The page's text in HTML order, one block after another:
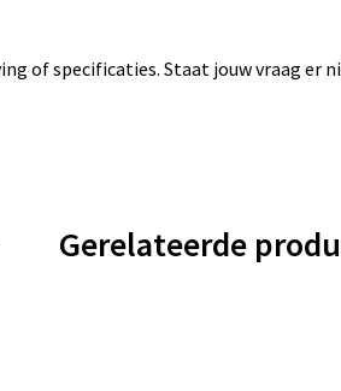
of specificaties. Staat jouw vraag er
Gerelateerde